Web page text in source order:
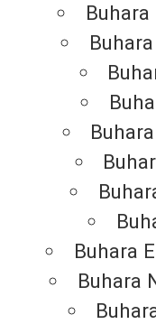
Buhara
Buhara
Buhara